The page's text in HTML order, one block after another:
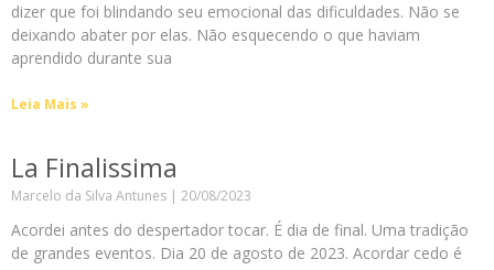
dizer que foi blindando seu emocional das dificuldades. Não se
deixando abater por elas. Não esquecendo o que haviam
aprendido durante sua
Leia Mais »
La Finalissima
Marcelo da Silva Antunes 20/08/2023
Acordei antes do despertador tocar. É dia de final. Uma tradição
de grandes eventos. Dia 20 de agosto de 2023. Acordar cedo é